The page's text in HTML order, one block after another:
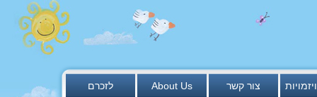
לזכרם About Us צור קשר